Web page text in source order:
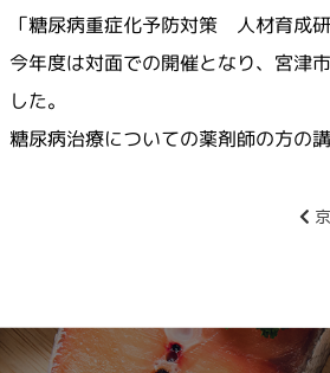
「糖尿病重症化予防対策 人材育成
今年度は対面での開催となり、宮津
した。
糖尿病治療についての薬剤師の方の